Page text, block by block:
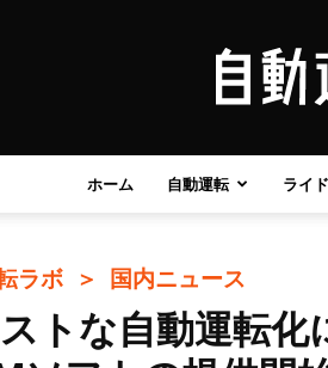
ホーム 自動運転 ライ
ラボ ＞ 国内ニュース
トな自動運転化